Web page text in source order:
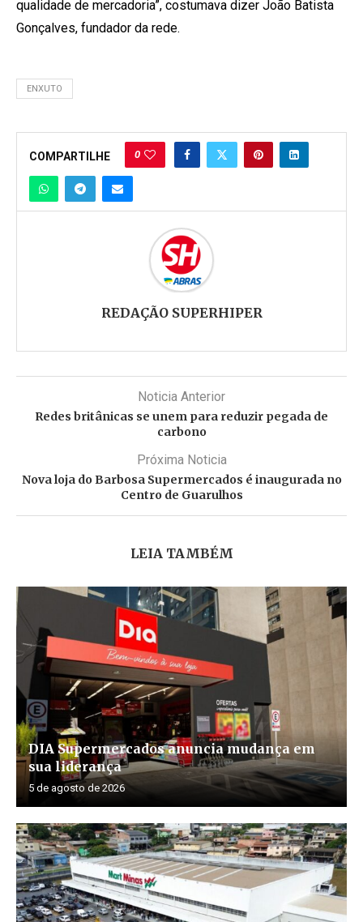
qualidade de mercadoria”, costumava dizer João Batista
Gonçalves, fundador da rede.
ENXUTO
COMPARTILHE 0
REDAÇÃO SUPERHIPER
Noticia Anterior
Redes britânicas se unem para reduzir pegada de
carbono
Próxima Noticia
Nova loja do Barbosa Supermercados é inaugurada no
Centro de Guarulhos
LEIA TAMBÉM
DIA Supermercados anuncia mudança em
sua liderança
5 de agosto de 2026